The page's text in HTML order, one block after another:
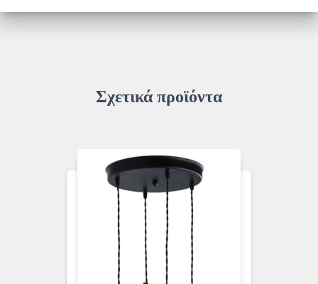
ποσότητα
Σχετικά προϊόντα